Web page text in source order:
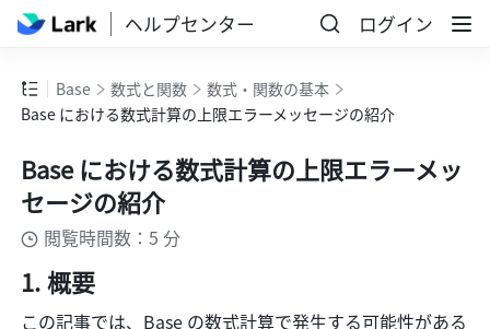
ヘルプセンター ログイン
Base 数式と関数
数式・関数の基本
Base における数式計算の上限エラーメッセージの紹介
Base における数式計算の上限エラーメッ
セージの紹介
閲覧時間数：5 分
概要
この記事では、Base の数式計算で発生する可能性がある